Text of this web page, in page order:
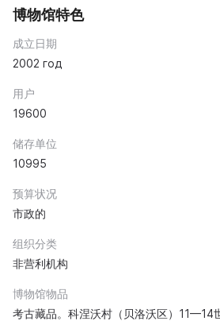
博物馆特色
成立日期
2002 год
用户
19600
储存单位
10995
预算状况
市政的
组织分类
非营利机构
博物馆物品
考古藏品。科涅沃村（贝洛沃区）